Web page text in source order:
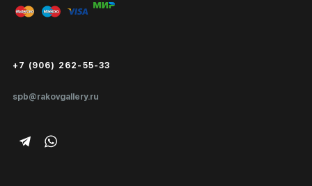
spb@rakovgallery.ru
+7 (906) 262-55-33
Публичная оферта
Экспертиза/Вывоз за границу
Подарочные сертификаты